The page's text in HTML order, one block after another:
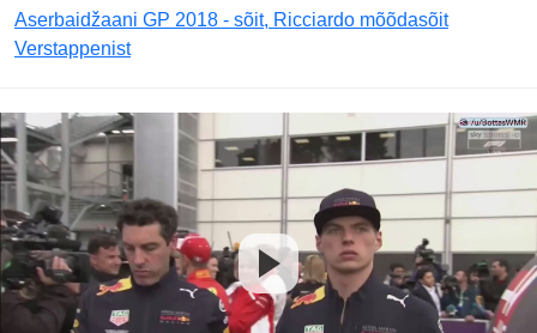
Aserbaidžaani GP 2018 - sõit, Ricciardo mõõdasõit
Verstappenist